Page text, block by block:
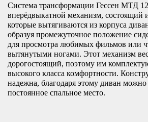
Система трансформации Гессен МТД
вперёдвыкатной механизм, состоящий
которые вытягиваются из корпуса
образуя промежуточное положение
для просмотра любимых фильмов или
вытянутыми ногами. Этот механизм
дорогостоящий, поэтому им
высокого класса комфортности.
надежна, благодаря этому диван можно
постоянное спальное место.